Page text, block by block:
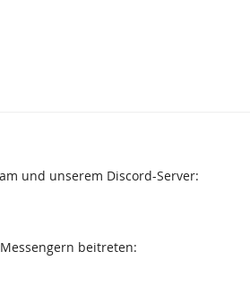
und unserem Discord-Server:
beitreten: